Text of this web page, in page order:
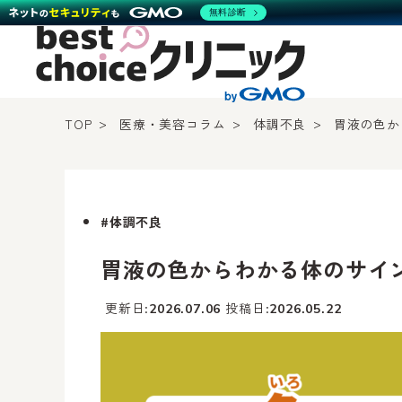
TOP 医療・美容コラム 体調不良 胃液の色
#体調不良
胃液の色からわかる体のサ
更新日 2026.07.06 投稿日 2026.05.22
無料診断